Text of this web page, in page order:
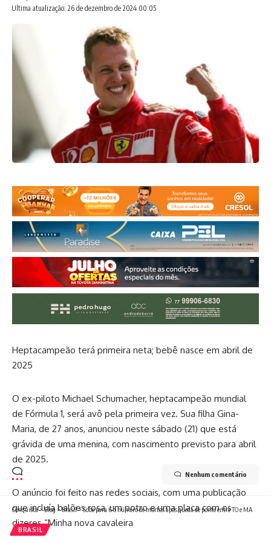
Ultima atualização: 26 de dezembro de 2024 00:05
Heptacampeão terá primeira neta; bebê nasce em abril de
2025
O ex-piloto Michael Schumacher, heptacampeão mundial
de Fórmula 1, será avô pela primeira vez. Sua filha Gina-
Maria, de 27 anos, anunciou neste sábado (21) que está
grávida de uma menina, com nascimento previsto para abril
de 2025.
O anúncio foi feito nas redes sociais, com uma publicação
que incluía balões rosa, um potro e uma placa com os
dizeres “Minha nova cavaleira
Nenhum comentário
Conquista>Blog >Brasil>Sobe para 6 o número de mortos após queda de ponte entre TO e MA
BRASIL